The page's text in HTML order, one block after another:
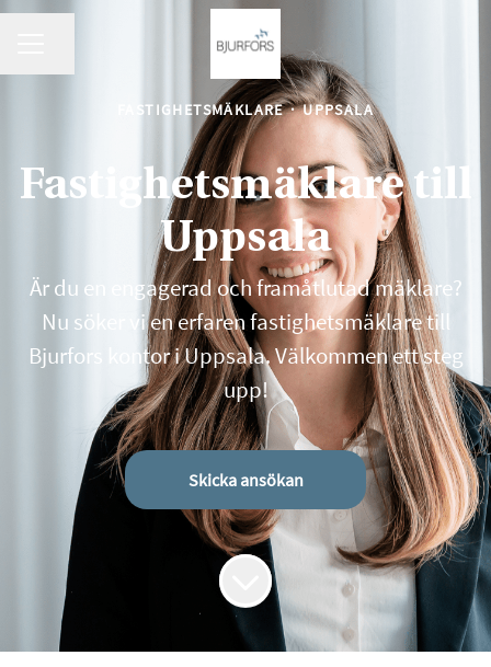
FASTIGHETSMÄKLARE · UPPSALA
Fastighetsmäklare till
Uppsala
Är du en engagerad och framåtlutad mäklare?
Nu söker vi en erfaren fastighetsmäklare till
Bjurfors kontor i Uppsala. Välkommen ett steg
upp!
Skicka ansökan